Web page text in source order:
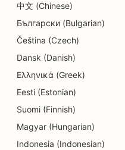
SEO voor stomerijen
SEO voor elektriciens
SEO voor
SEO voor endodontisten
中文 (Chinese)
Български (Bulgarian)
Čeština (Czech)
Dansk (Danish)
Ελληνικά (Greek)
Eesti (Estonian)
Suomi (Finnish)
Magyar (Hungarian)
Indonesia (Indonesian)